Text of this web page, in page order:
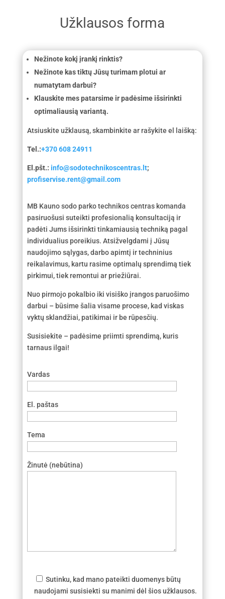
Užklausos forma
Nežinote kokį įrankį rinktis?
Nežinote kas tiktų Jūsų turimam plotui ar
numatytam darbui?
Klauskite mes patarsime ir padėsime išsirinkti
optimaliausią variantą.
Atsiuskite užklausą, skambinkite ar rašykite el laišką:
Tel.:+370 608 24911
El.pšt.: info@sodotechnikoscentras.lt;
profiservise.rent@gmail.com
MB Kauno sodo parko technikos centras komanda
pasiruošusi suteikti profesionalią konsultaciją ir
padėti Jums išsirinkti tinkamiausią techniką pagal
individualius poreikius. Atsižvelgdami į Jūsų
naudojimo sąlygas, darbo apimtį ir techninius
reikalavimus, kartu rasime optimalų sprendimą tiek
pirkimui, tiek remontui ar priežiūrai.
Nuo pirmojo pokalbio iki visiško įrangos paruošimo
darbui – būsime šalia visame procese, kad viskas
vyktų sklandžiai, patikimai ir be rūpesčių.
Susisiekite – padėsime priimti sprendimą, kuris
tarnaus ilgai!
Vardas
El. paštas
Tema
Žinutė (nebūtina)
Sutinku, kad mano pateikti duomenys būtų
naudojami susisiekti su manimi dėl šios užklausos.